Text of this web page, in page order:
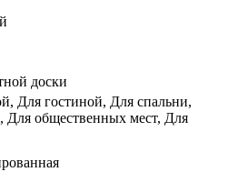
доски
Для гостиной, Для спальни,
Для общественных мест, Для